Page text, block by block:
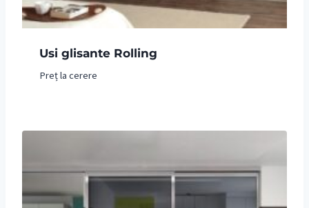
Usi glisante Rolling
Preț la cerere